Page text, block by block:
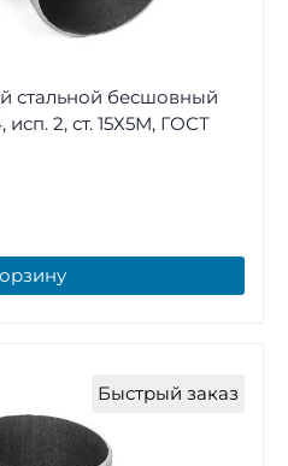
стальной бесшовный
исп. 2, ст. 15Х5М, ГОСТ
Быстрый заказ